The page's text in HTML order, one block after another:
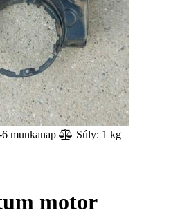
munkanap Súly: 1 kg
motor